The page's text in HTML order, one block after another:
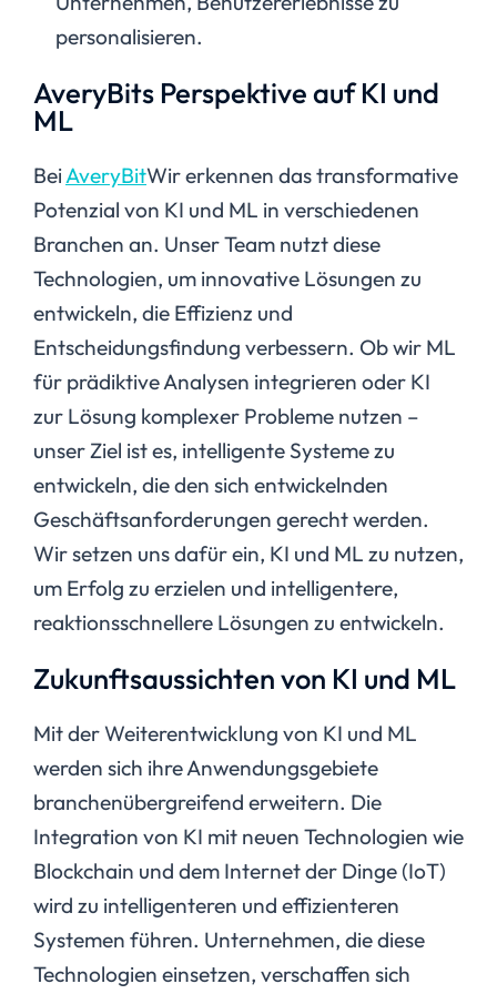
personalisieren.
AveryBits Perspektive auf KI und
ML
BeiAveryBitWir erkennen das transformative
Potenzial von KI und ML in verschiedenen
Branchen an. Unser Team nutzt diese
Technologien, um innovative Lösungen zu
entwickeln, die Effizienz und
Entscheidungsfindung verbessern. Ob wir ML
für prädiktive Analysen integrieren oder KI
zur Lösung komplexer Probleme nutzen –
unser Ziel ist es, intelligente Systeme zu
entwickeln, die den sich entwickelnden
Geschäftsanforderungen gerecht werden.
Wir setzen uns dafür ein, KI und ML zu nutzen,
um Erfolg zu erzielen und intelligentere,
reaktionsschnellere Lösungen zu entwickeln.
Zukunftsaussichten von KI und ML
Mit der Weiterentwicklung von KI und ML
werden sich ihre Anwendungsgebiete
branchenübergreifend erweitern. Die
Integration von KI mit neuen Technologien wie
Blockchain und dem Internet der Dinge (IoT)
wird zu intelligenteren und effizienteren
Systemen führen. Unternehmen, die diese
Technologien einsetzen, verschaffen sich